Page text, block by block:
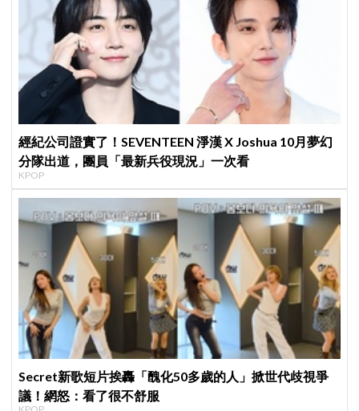
經紀公司證實了！SEVENTEEN 淨漢 X Joshua 10月夢幻
分隊出道，團員「最新兵役現況」一次看
KPOP
Secret新歌短片挨轟「醜化50多歲的人」掀世代歧視爭
議！網怒：看了很不舒服